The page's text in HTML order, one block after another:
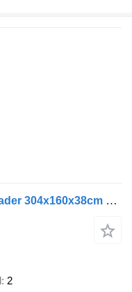
Blyss BH753015T Simple Hochlader 304x160x38cm 750kg zGG
2